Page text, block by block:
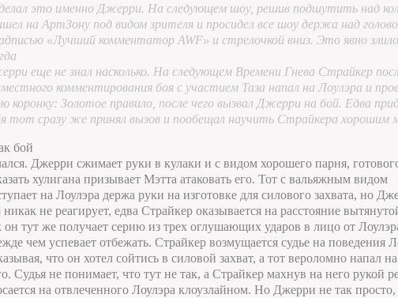
это именно Джерри. На следующем шоу, решив подшутить над
на АртЗону под видом зрителя и просидел все шоу держа над
«Лучший комментатор AWF» и стрелочкой вниз. Это явно
еще не знал насколько. На следующем Времени Гнева Страйкер
комментирования боя с участием Таза напал на Лоулэра и
коронку: Золотое правило, после чего вызвал Джерри на бой. Едва
тот сразу же принял вызов и пообещал научить Страйкера хорошим
бой
Джерри сжимает руки в кулаки и с видом хорошего парня,
хулигана призывает Мэтта атаковать его. Тот с вальяжным видом
на Лоулэра держа руки на изготовке для силового захвата, но
никак не реагирует, едва Страйкер оказывается на расстояние
он тут же получает серию из трех оглушающих ударов в лицо от
чем успевает отбежать. Страйкер возмущается судье на поведения
что он хотел сойтись в силовой захват, а тот вероломно напал на
Судья не понимает, что тут не так, а Страйкер махнув на него рукой
на отвлеченного Лоулэра клоузлайном. Но Джерри не так просто,